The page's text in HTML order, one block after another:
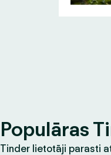
Populāras
Tinder lietotāji parasti